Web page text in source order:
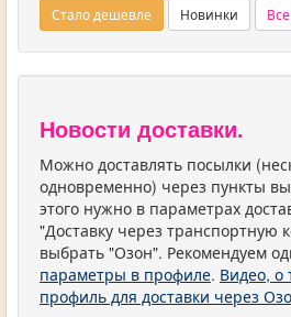
Стало дешевле Новинки
Новости доставки.
Можно доставлять посылки
одновременно) через пункты
этого нужно в параметрах
"Доставку через транспортную
выбрать "Озон". Рекомендуем
параметры в профиле. Видео, о
профиль для доставки через